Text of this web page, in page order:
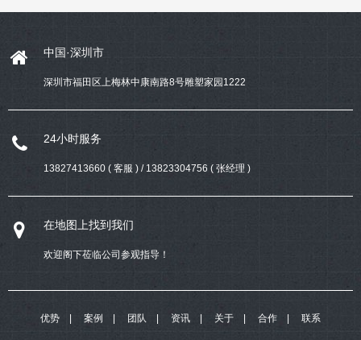
中国·深圳市
深圳市福田区上梅林中康南路8号雕塑家园1222
24小时服务
13827413660 ( 客服 ) / 13823304756 ( 张经理 )
在地图上找到我们
欢迎阁下莅临公司参观指导！
优势 案例 团队 资讯 关于 合作 联系